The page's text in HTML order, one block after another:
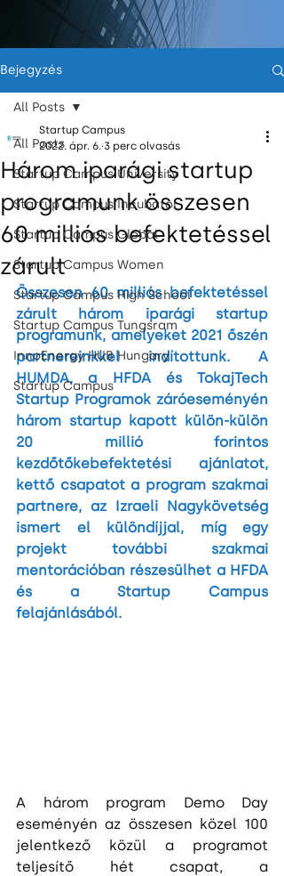
Bejegyzés
All Posts
Startup Campus University
Startup Campus Incubator
Startup Campus Global
Startup Campus Women
Startup Campus High School
Startup Campus Tungsram
InnoEnergy HUB Hungary
Startup Campus
All Posts
Három iparági startup
programunk összesen
60 milliós befektetéssel
zárult
Startup Campus
2022. ápr. 6. 3 perc olvasás
Összesen 60 milliós befektetéssel
zárult három iparági startup
programunk, amelyeket 2021 őszén
partnereinkkel indítottunk. A
HUMDA, a HFDA és TokajTech
Startup Programok záróeseményén
három startup kapott külön-külön
20 millió forintos
kezdőtőkebefektetési ajánlatot,
kettő csapatot a program szakmai
partnere, az Izraeli Nagykövetség
ismert el különdíjjal, míg egy
projekt további szakmai
mentorációban részesülhet a HFDA
és a Startup Campus
felajánlásából.
A három program Demo Day
eseményén az összesen közel 100
jelentkező közül a programot
teljesítő hét csapat, a